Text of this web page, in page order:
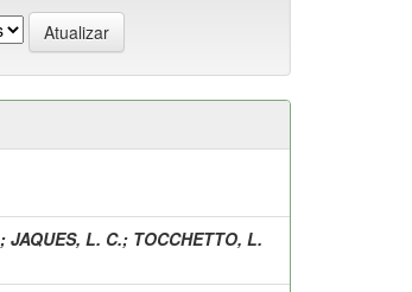
; JAQUES, L. C.; TOCCHETTO, L.